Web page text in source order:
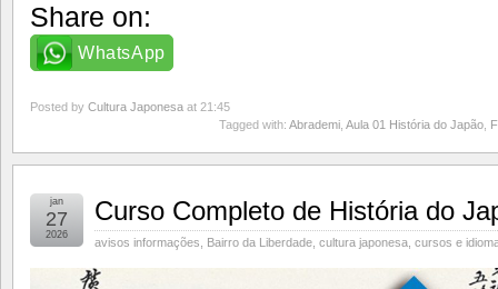
Share on:
WhatsApp
Posted by Cultura Japonesa at 21:45
Tagged with: Abrademi Aula 01 História do Japão
Curso Completo de História do
avisos informações Bairro da Liberdade cultura japonesa cursos e
jan
27
2026